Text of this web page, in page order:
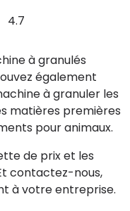
4.7
à granulés
également
à granuler les
matières premières
pour animaux.
de prix et les
contactez-nous,
à votre entreprise.